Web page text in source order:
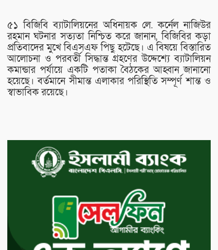
৫১ বিজিবি ব্যাটালিয়নের অধিনায়ক লে. কর্নেল নাজিউর
রহমান ঘটনার সত্যতা নিশ্চিত করে জানান, বিজিবির কড়া
প্রতিবাদের মুখে বিএসএফ পিছু হটেছে। এ বিষয়ে বিস্তারিত
আলোচনা ও পরবর্তী সিদ্ধান্ত গ্রহণের উদ্দেশ্যে ব্যাটালিয়ন
কমান্ডার পর্যায়ে একটি পতাকা বৈঠকের আহ্বান জানানো
হয়েছে। বর্তমানে সীমান্ত এলাকার পরিস্থিতি সম্পূর্ণ শান্ত ও
স্বাভাবিক রয়েছে।